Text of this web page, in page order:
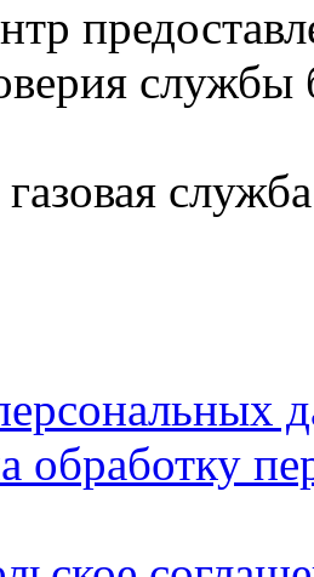
службы
обработку